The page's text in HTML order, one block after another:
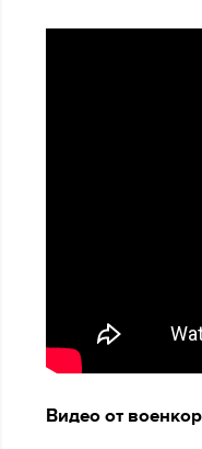
Видео от